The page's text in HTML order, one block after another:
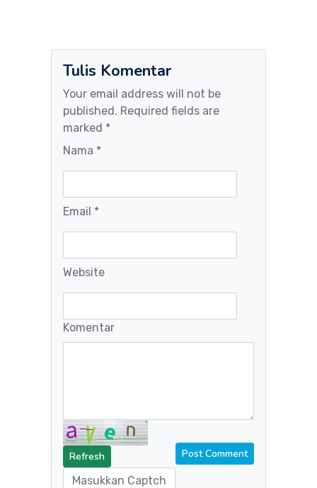
Tulis Komentar
Your email address will not be
published. Required fields are
marked *
Nama *
Email *
Website
Komentar
Refresh